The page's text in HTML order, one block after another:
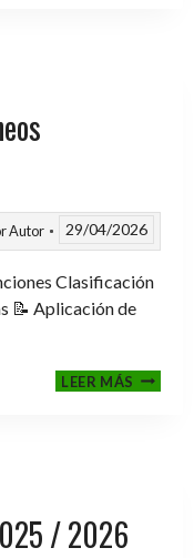
Autor 29/04/2026
Clasificación
📝 Aplicación de
LEER MÁSFASE
/ 2026